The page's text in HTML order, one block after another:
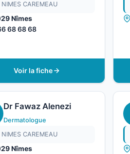
NIMES CAREMEAU
Nîmes
68 68 68
Voir la fiche
Dr Fawaz Alenezi
Dermatologue
NIMES CAREMEAU
Nîmes